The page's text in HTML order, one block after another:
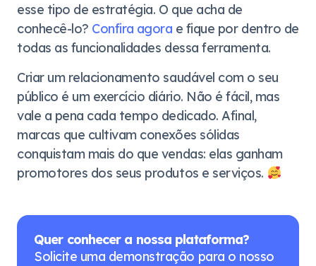
esse tipo de estratégia. O que acha de
conhecê-lo? Confira agora e fique por dentro de
todas as funcionalidades dessa ferramenta.
Criar um relacionamento saudável com o seu
público é um exercício diário. Não é fácil, mas
vale a pena cada tempo dedicado. Afinal,
marcas que cultivam conexões sólidas
conquistam mais do que vendas: elas ganham
promotores dos seus produtos e serviços.
Quer conhecer a nossa plataforma?
Solicite uma demonstração para o nosso